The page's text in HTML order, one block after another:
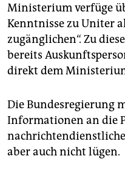
Ministerium verfüge
Kenntnisse zu Uniter
zugänglichen“. Zu
bereits
direkt dem
Die Bundesregierung
Informationen an die
aber auch nicht lügen.